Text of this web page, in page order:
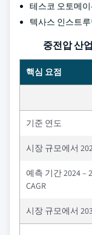
테스코 오토메이
텍사스 인스트
중전압 산
핵심 요점
기준 연도
시장 규모에서
예측 기간 2024 –
CAGR
시장 규모에서